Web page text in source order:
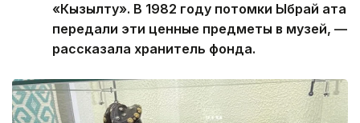
«Кызылту». В 1982 году потомки Ыбрай ата
передали эти ценные предметы в музей, —
рассказала хранитель фонда.